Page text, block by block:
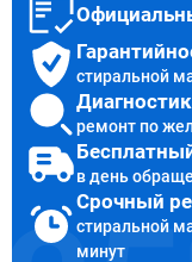
стиральной
ремонт по
в день
Срочный
стиральной
минут